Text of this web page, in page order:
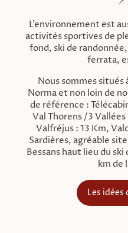
L’environnement est
activités sportives de
fond, ski de
ferrata,
Nous sommes situés
Norma et non loin de
de référence :
Val Thorens /3 Vallées
Valfréjus : 13 Km,
Sardières, agréable
Bessans haut lieu du
km de
Les